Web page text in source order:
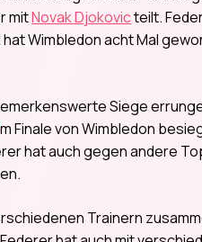
mitNovak Djokovicteilt.
Wimbledon acht Mal
Siege
Finale von Wimbledon
hat auch gegen andere
Trainern